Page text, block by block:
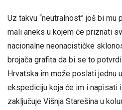
Uz takvu “neutralnost” još bi
mali aneks u kojem će priznati
nacionalne neonacističke
brojača grafita da bi se to
Hrvatska im može poslati jednu
ekspediciju koja će im i napisati
zaključuje Višnja Starešina u